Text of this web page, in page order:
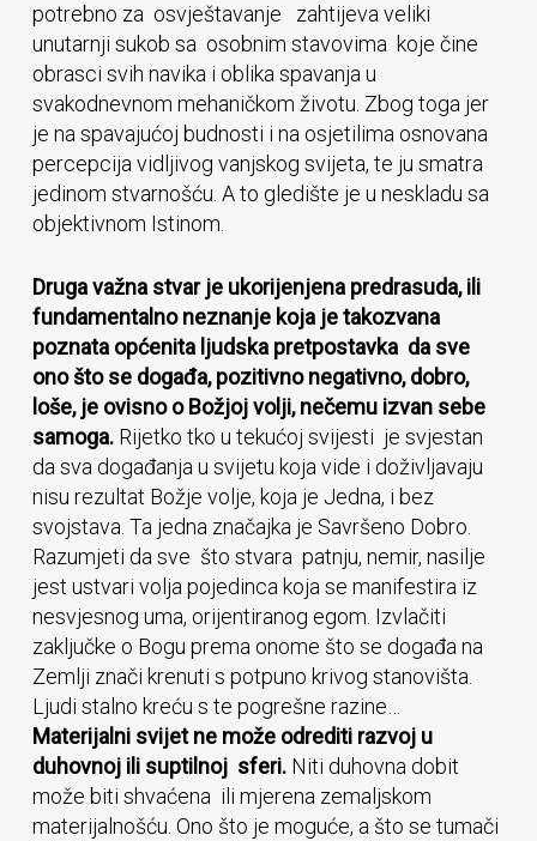
potrebno za osvještavanje zahtijeva veliki
unutarnji sukob sa osobnim stavovima koje čine
obrasci svih navika i oblika spavanja u
svakodnevnom mehaničkom životu. Zbog toga jer
je na spavajućoj budnosti i na osjetilima osnovana
percepcija vidljivog vanjskog svijeta, te ju smatra
jedinom stvarnošću. A to gledište je u neskladu sa
objektivnom Istinom.
Druga važna stvar je ukorijenjena predrasuda, ili
fundamentalno neznanje koja je takozvana
poznata općenita ljudska pretpostavka da sve
ono što se događa, pozitivno negativno, dobro,
loše, je ovisno o Božjoj volji, nečemu izvan sebe
samoga. Rijetko tko u tekućoj svijesti je svjestan
da sva događanja u svijetu koja vide i doživljavaju
nisu rezultat Božje volje, koja je Jedna, i bez
svojstava. Ta jedna značajka je Savršeno Dobro.
Razumjeti da sve što stvara patnju, nemir, nasilje
jest ustvari volja pojedinca koja se manifestira iz
nesvjesnog uma, orijentiranog egom. Izvlačiti
zaključke o Bogu prema onome što se događa na
Zemlji znači krenuti s potpuno krivog stanovišta.
Ljudi stalno kreću s te pogrešne razine…
Materijalni svijet ne može odrediti razvoj u
duhovnoj ili suptilnoj sferi.Niti duhovna dobit
može biti shvaćena ili mjerena zemaljskom
materijalnošću. Ono što je moguće, a što se tumači